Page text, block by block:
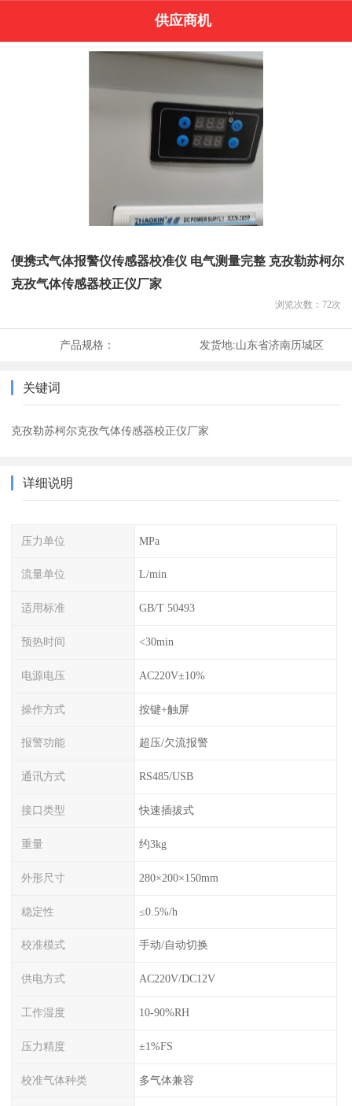
供应商机
便携式气体报警仪传感器校准仪 电气测量完整 克孜勒苏柯尔
克孜气体传感器校正仪厂家
浏览次数： 72次
产品规格： 发货地:山东省济南历城区
关键词
克孜勒苏柯尔克孜气体传感器校正仪厂家
详细说明
压力单位 MPa
流量单位 L/min
适用标准 GB/T 50493
预热时间 <30min
电源电压 AC220V±10%
操作方式 按键+触屏
报警功能 超压/欠流报警
通讯方式 RS485/USB
接口类型 快速插拔式
重量 约3kg
外形尺寸 280×200×150mm
稳定性 ≤0.5%/h
校准模式 手动/自动切换
供电方式 AC220V/DC12V
工作湿度 10-90%RH
压力精度 ±1%FS
校准气体种类 多气体兼容